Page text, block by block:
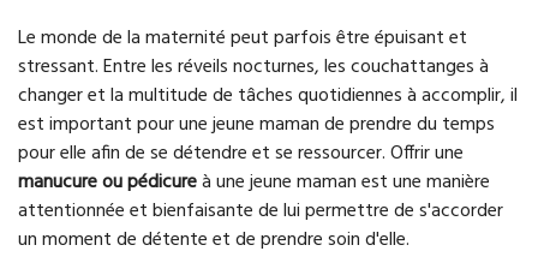
Le monde de la maternité peut parfois être épuisant et
stressant. Entre les réveils nocturnes, les couchattanges à
changer et la multitude de tâches quotidiennes à accomplir, il
est important pour une jeune maman de prendre du temps
pour elle afin de se détendre et se ressourcer. Offrir une
manucure ou pédicureà une jeune maman est une manière
attentionnée et bienfaisante de lui permettre de s'accorder
un moment de détente et de prendre soin d'elle.